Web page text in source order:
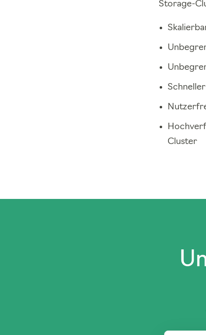
Storage-
Cluster